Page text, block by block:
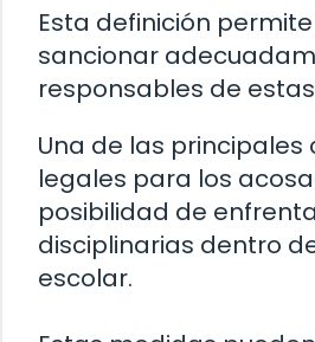
Esta definición
sancionar
responsables de
Una de las principales
legales para los
posibilidad de
disciplinarias dentro
escolar.